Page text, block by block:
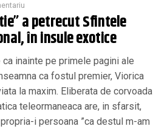
a petrecut Sfintele
în insule exotice
ca inainte pe primele pagini ale
ca fostul premier, Viorica
la maxim. Eliberata de corvoada
teleormaneaca are, in sfarsit,
i persoana ”ca destul m-am